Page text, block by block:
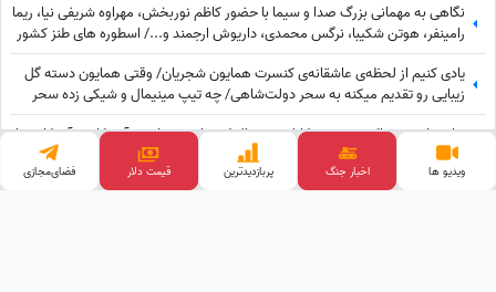
نگاهی به مهمانی بزرگ صدا و سیما با حضور کاظم نوربخش، مهراوه شریفی نیا، ریما
رامینفر، هوتن شکیبا، نرگس محمدی، داریوش ارجمند و.../ اسطوره های طنز کشور
در یک قاب
یادی کنیم از لحظه‌ی عاشقانه‌ی کنسرت همایون شجریان/ وقتی همایون دسته گل
زیبایی رو تقدیم میکنه به سحر دولت‌شاهی/ چه تیپ مینیمال و شیکی زده سحر
خانم!
هانی رامبد در تاک شوی جی کاتلر: هر سال که هادی چوپان به آمریکا می آید کار ویزا
را باید از صفر انجام دهیم/ این که او قهرمان مستر المپیا است هیچ فرقی برای
موضوع ویزا ندارد
بهنوش بختیاری: لباس تنم رو فروختم تا بتونم زندگی کنم درحالی که پدرم عین
ویدیو ها اخبار جنگ پربازدید‌ترین قیمت طلا فضای‌مجازی